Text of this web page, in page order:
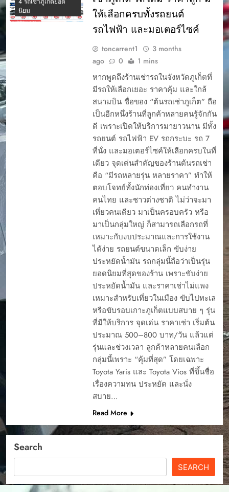
นิยม
ให้เลือกครบทั้งรถยนต์
รถไฟฟ้า และมอเตอร์ไซค์
toncarrent1
3 months
ago
0 1 mins
หากพูดถึงร้านเช่ารถในจังหวัดภูเก็ตที่
มีรถให้เลือกเยอะ ราคาคุ้ม และใกล้
สนามบิน ชื่อของ “ต้นรถเช่าภูเก็ต” ถือ
เป็นอีกหนึ่งร้านที่ลูกค้าหลายคนรู้จักกัน
ดี เพราะเปิดให้บริการมายาวนาน มีทั้ง
รถยนต์ รถไฟฟ้า EV รถกระบะ รถ 7
ที่นั่ง และมอเตอร์ไซค์ให้เลือกครบในที่
เดียว จุดเด่นสำคัญของร้านต้นรถเช่า
คือ “มีรถหลายรุ่น หลายราคา” ทำให้
ตอบโจทย์ทั้งนักท่องเที่ยว คนทำงาน
คนไทย และชาวต่างชาติ ไม่ว่าจะมา
เที่ยวคนเดียว มาเป็นครอบครัว หรือ
มาเป็นกลุ่มใหญ่ ก็สามารถเลือกรถที่
เหมาะกับงบประมาณและการใช้งาน
ได้ง่าย รถยนต์ขนาดเล็ก ขับง่าย
ประหยัดน้ำมัน รถกลุ่มนี้ถือว่าเป็นรุ่น
ยอดนิยมที่สุดของร้าน เพราะขับง่าย
ประหยัดน้ำมัน และราคาเช่าไม่แพง
เหมาะสำหรับเที่ยวในเมือง ขับไปทะเล
หรือขับรอบเกาะภูเก็ตแบบสบาย ๆ รุ่น
ที่มีให้บริการ จุดเด่น ราคาเช่า เริ่มต้น
ประมาณ 500–800 บาท/วัน แล้วแต่
รุ่นและช่วงเวลา ลูกค้าหลายคนเลือก
กลุ่มนี้เพราะ “คุ้มที่สุด” โดยเฉพาะ
Toyota Yaris และ Toyota Vios ที่ขึ้นชื่อ
เรื่องความทน ประหยัด และนั่ง
สบาย…
Read More
Search
SEARCH